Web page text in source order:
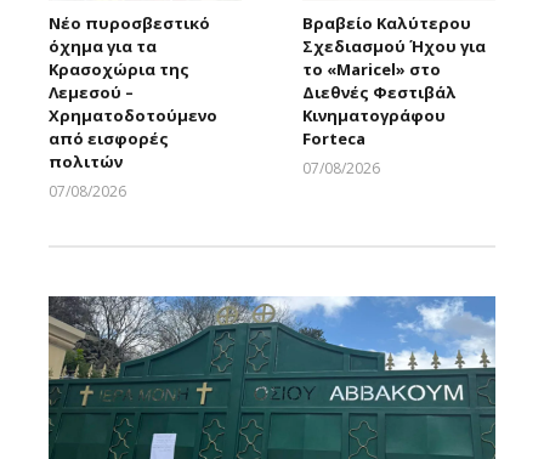
Νέο πυροσβεστικό
όχημα για τα
Κρασοχώρια της
Λεμεσού –
Χρηματοδοτούμενο
από εισφορές
πολιτών
07/08/2026
Βραβείο Καλύτερου
Σχεδιασμού Ήχου για
το «Maricel» στο
Διεθνές Φεστιβάλ
Κινηματογράφου
Forteca
07/08/2026